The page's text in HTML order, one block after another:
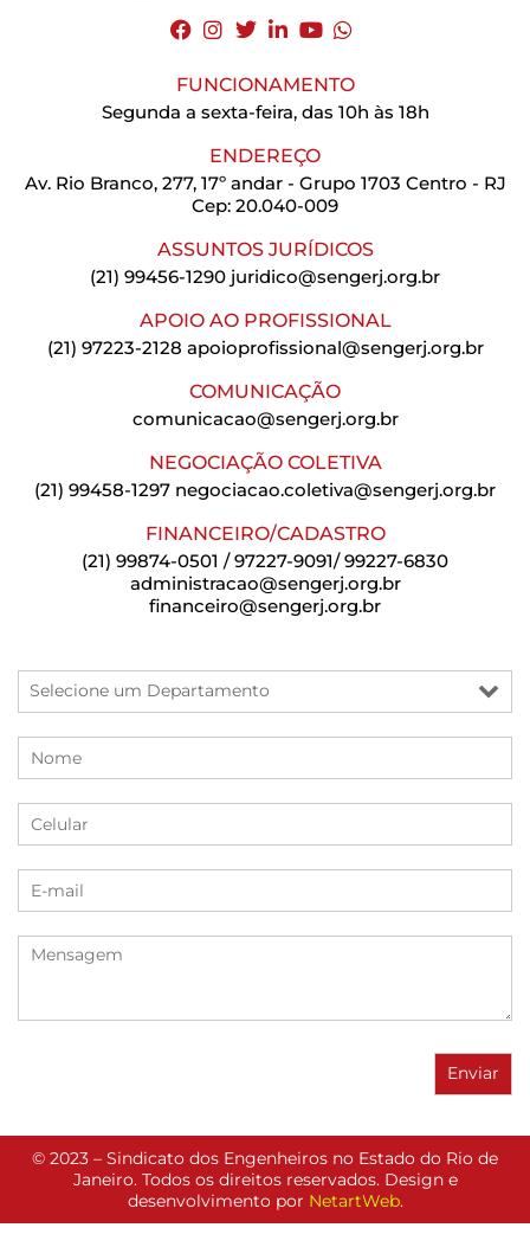
FUNCIONAMENTO
Segunda a sexta-feira, das 10h às 18h
ENDEREÇO
Av. Rio Branco, 277, 17º andar - Grupo 1703 Centro - RJ
Cep: 20.040-009
ASSUNTOS JURÍDICOS
(21) 99456-1290 juridico@sengerj.org.br
APOIO AO PROFISSIONAL
(21) 97223-2128 apoioprofissional@sengerj.org.br
COMUNICAÇÃO
comunicacao@sengerj.org.br
NEGOCIAÇÃO COLETIVA
(21) 99458-1297 negociacao.coletiva@sengerj.org.br
FINANCEIRO/CADASTRO
(21) 99874-0501 / 97227-9091/ 99227-6830
administracao@sengerj.org.br
financeiro@sengerj.org.br
© 2023 – Sindicato dos Engenheiros no Estado do Rio de
Janeiro. Todos os direitos reservados. Design e
desenvolvimento por NetartWeb.